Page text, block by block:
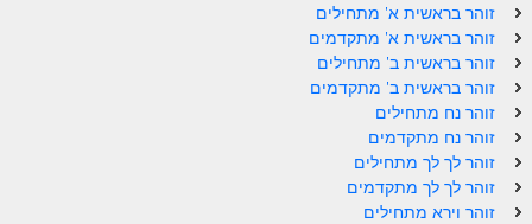
ספר הזוהר לך לך מתחילים
ספר הזוהר לך לך מתקדמים
ספר הזוהר וירא מתחילים
ספר הזוהר וירא מתקדמים
ספר הזוהר חיי שרה מתחילים
זוהר בראשית א' מתחילים
זוהר בראשית א' מתקדמים
זוהר בראשית ב' מתחילים
זוהר בראשית ב' מתקדמים
זוהר נח מתחילים
זוהר נח מתקדמים
זוהר לך לך מתחילים
זוהר לך לך מתקדמים
זוהר וירא מתחילים